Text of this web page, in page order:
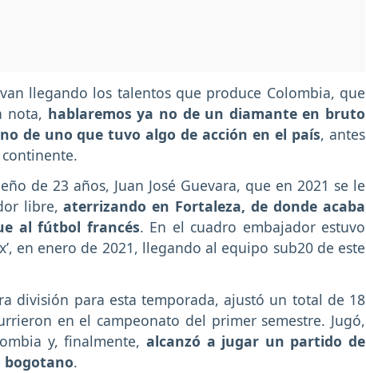
llegando los talentos que produce Colombia, que
nota, hablaremos ya no de un diamante en bruto
de uno que tuvo algo de acción en el país, antes
de 23 años, Juan José Guevara, que en 2021 se le
libre,aterrizando en Fortaleza, de donde acaba
al fútbol francés. En el cuadro embajador estuvo
en enero de 2021, llegando al equipo sub20 de este
división para esta temporada, ajustó un total de 18
en el campeonato del primer semestre. Jugó,
y, finalmente, alcanzó a jugar un partido de
bogotano.